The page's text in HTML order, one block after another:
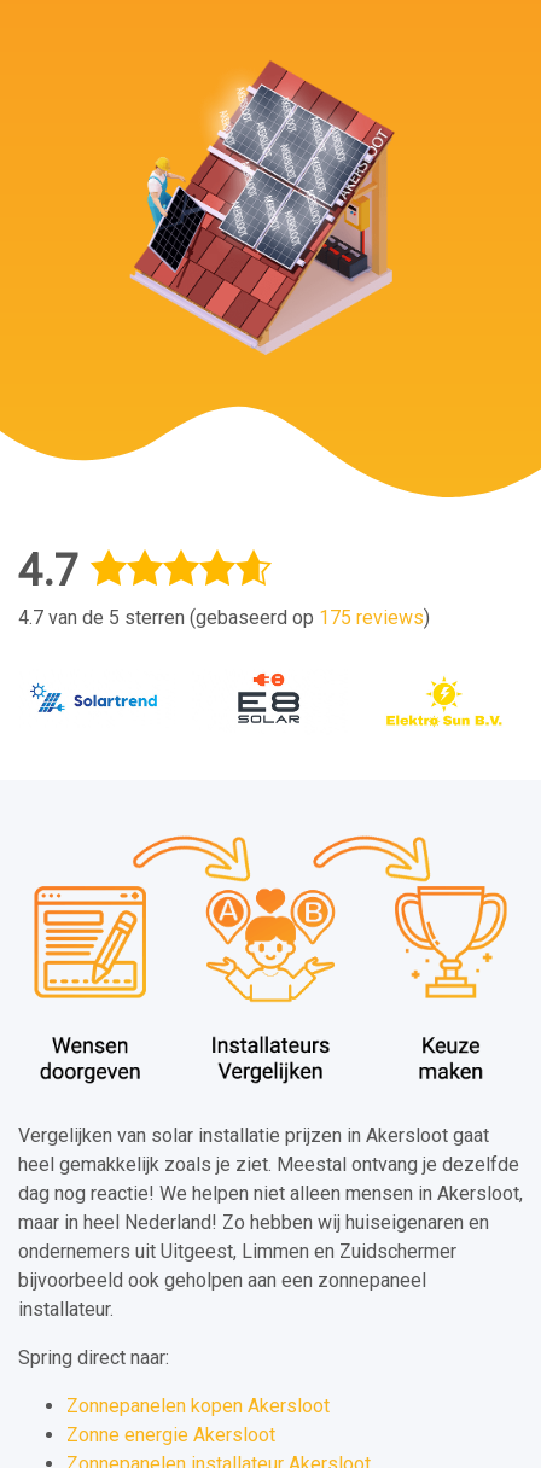
4.7
4.7 van de 5 sterren (gebaseerd op 175 reviews)
Vergelijken van solar installatie prijzen in Akersloot gaat
heel gemakkelijk zoals je ziet. Meestal ontvang je dezelfde
dag nog reactie! We helpen niet alleen mensen in Akersloot,
maar in heel Nederland! Zo hebben wij huiseigenaren en
ondernemers uit Uitgeest, Limmen en Zuidschermer
bijvoorbeeld ook geholpen aan een zonnepaneel
installateur.
Spring direct naar:
Zonnepanelen kopen Akersloot
Zonne energie Akersloot